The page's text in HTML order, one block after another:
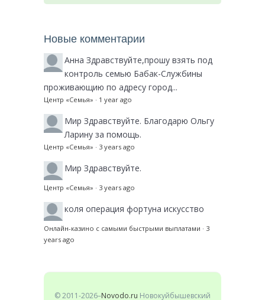
Новые комментарии
Анна Здравствуйте,прошу взять под
контроль семью Бабак-Службины
проживающию по адресу город...
Центр «Семья» · 1 year ago
Мир Здравствуйте. Благодарю Ольгу
Ларину за помощь.
Центр «Семья» · 3 years ago
Мир Здравствуйте.
Центр «Семья» · 3 years ago
коля операция фортуна искусство
Онлайн-казино с самыми быстрыми выплатами · 3
years ago
© 2011-2026–Novodo.ru Новокуйбышевский